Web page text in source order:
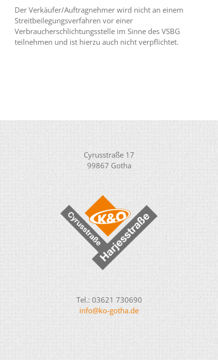
Der Verkäufer/Auftragnehmer wird nicht an einem
Streitbeilegungsverfahren vor einer
Verbraucherschlichtungsstelle im Sinne des VSBG
teilnehmen und ist hierzu auch nicht verpflichtet.
Cyrusstraße 17
99867 Gotha
Tel.: 03621 730690
info@ko-gotha.de